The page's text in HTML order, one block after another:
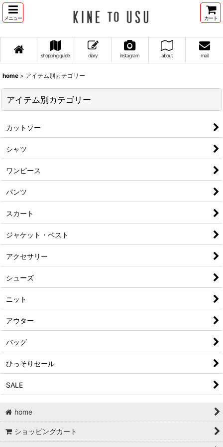
メニュー カート
shopping guide diary instagram about mail
home > アイテム別カテゴリー
アイテム別カテゴリー
カットソー
シャツ
ワンピース
パンツ
スカート
ジャケット・ベスト
アクセサリー
シューズ
ニット
アウター
バッグ
ひっそりセール
SALE
home
ショッピングカート